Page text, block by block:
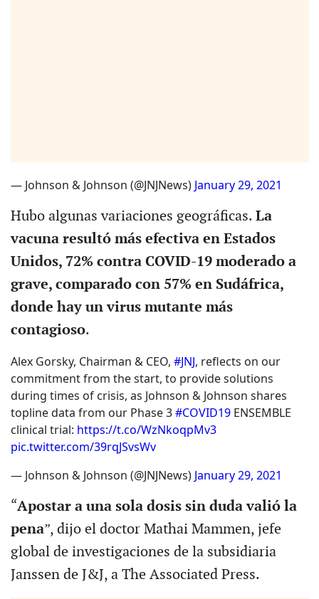
— Johnson & Johnson (@JNJNews) January 29, 2021
Hubo algunas variaciones geográficas. La
vacuna resultó más efectiva en Estados
Unidos, 72% contra COVID-19 moderado a
grave, comparado con 57% en Sudáfrica,
donde hay un virus mutante más
contagioso.
Alex Gorsky, Chairman & CEO, #JNJ, reflects on our
commitment from the start, to provide solutions
during times of crisis, as Johnson & Johnson shares
topline data from our Phase 3#COVID19ENSEMBLE
clinical trial: https://t.co/WzNkoqpMv3
pic.twitter.com/39rqJSvsWv
— Johnson & Johnson (@JNJNews) January 29, 2021
“Apostar a una sola dosis sin duda valió la
pena”, dijo el doctor Mathai Mammen, jefe
global de investigaciones de la subsidiaria
Janssen de J&J, a The Associated Press.